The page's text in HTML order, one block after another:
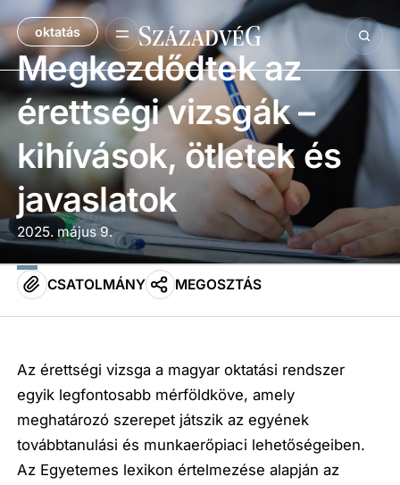
oktatás
Megkezdődtek az
érettségi vizsgák –
kihívások, ötletek és
javaslatok
2025. május 9.
CSATOLMÁNY MEGOSZTÁS
Az érettségi vizsga a magyar oktatási rendszer
egyik legfontosabb mérföldköve, amely
meghatározó szerepet játszik az egyének
továbbtanulási és munkaerőpiaci lehetőségeiben.
Az Egyetemes lexikon értelmezése alapján az